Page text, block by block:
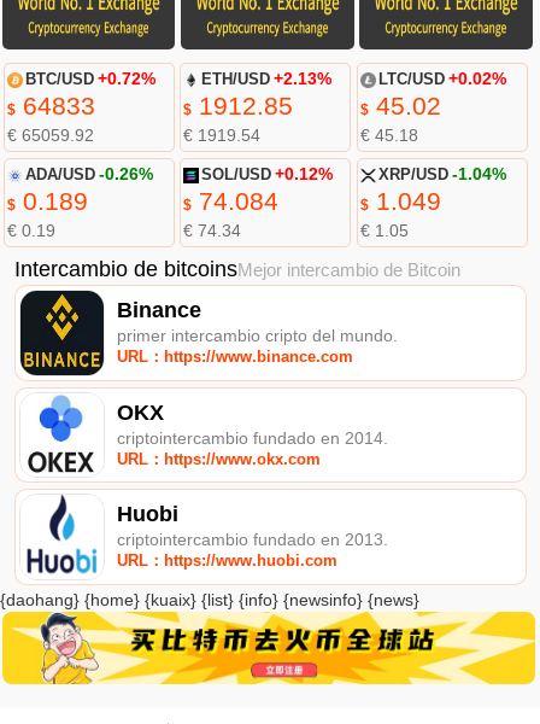
BTC/USD +0.72%
$64833
€ 65059.92
ETH/USD +2.13%
$ 1912.85
€ 1919.54
LTC/USD +0.02%
$45.02
€ 45.18
ADA/USD -0.26%
$0.189
€ 0.19
SOL/USD +0.12%
$ 74.084
€ 74.34
XRP/USD -1.04%
$1.049
€ 1.05
Intercambio de bitcoinsMejor intercambio de Bitcoin
Binance
primer intercambio cripto del mundo.
URL：https://www.binance.com
OKX
criptointercambio fundado en 2014.
URL：https://www.okx.com
Huobi
criptointercambio fundado en 2013.
URL：https://www.huobi.com
{daohang} {home} {kuaix} {list} {info} {newsinfo} {news}